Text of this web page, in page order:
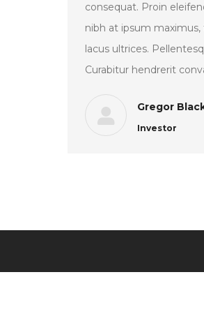
consequat. Proin
nibh at ipsum
lacus ultrices.
Curabitur hendrerit
Gregor
Investor